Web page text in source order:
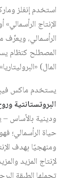
استخدم إنغلز
الإنتاج
الرأسمالي، ويعرِّف
المصطلح كنظام
المال)
يستخدم ماكس
البروتستانتية
ودينية بالأساس
حياة الرأسمالي؛
ومنهجيًا بهدف
لإنتاج المزيد